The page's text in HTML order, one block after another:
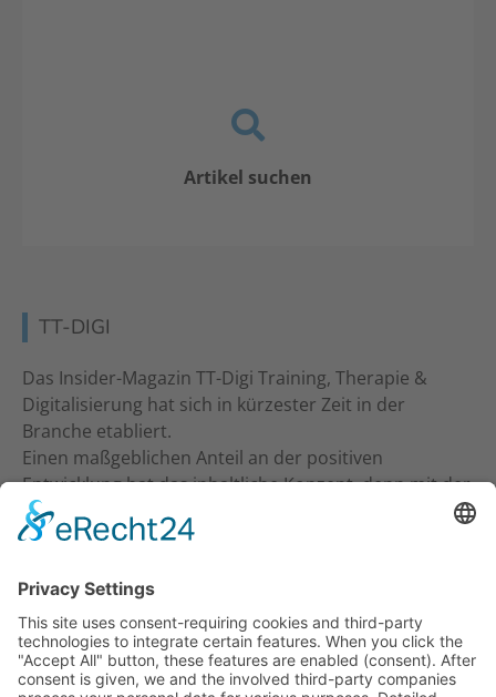
Artikel suchen
TT-DIGI
Das Insider-Magazin TT-Digi Training, Therapie &
Digitalisierung hat sich in kürzester Zeit in der
Branche etabliert.
Einen maßgeblichen Anteil an der positiven
Entwicklung hat das inhaltliche Konzept, denn mit der
inhaltlichen Ansprache an Studio-Inhaber, Trainer &
Therapeuten wurde ein neuer Standard gesetzt. Ein
KONTAKT
Verlag für Prävention & Gesundheit GmbH
Waldseestraße 27